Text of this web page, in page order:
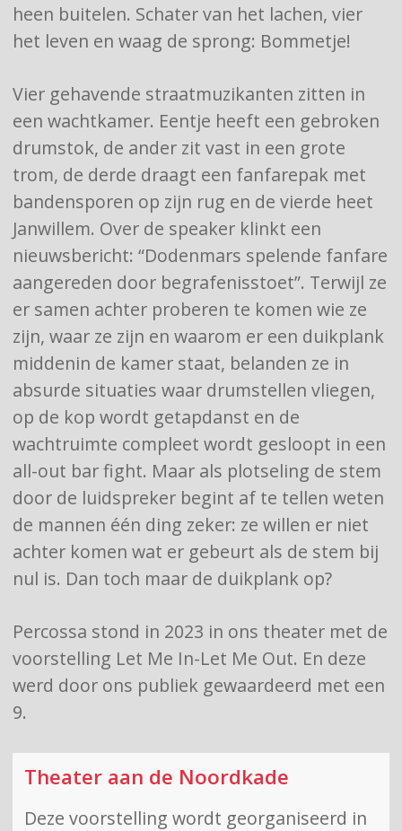
heen buitelen. Schater van het lachen, vier
het leven en waag de sprong: Bommetje!
Vier gehavende straatmuzikanten zitten in
een wachtkamer. Eentje heeft een gebroken
drumstok, de ander zit vast in een grote
trom, de derde draagt een fanfarepak met
bandensporen op zijn rug en de vierde heet
Janwillem. Over de speaker klinkt een
nieuwsbericht: “Dodenmars spelende fanfare
aangereden door begrafenisstoet”. Terwijl ze
er samen achter proberen te komen wie ze
zijn, waar ze zijn en waarom er een duikplank
middenin de kamer staat, belanden ze in
absurde situaties waar drumstellen vliegen,
op de kop wordt getapdanst en de
wachtruimte compleet wordt gesloopt in een
all-out bar fight. Maar als plotseling de stem
door de luidspreker begint af te tellen weten
de mannen één ding zeker: ze willen er niet
achter komen wat er gebeurt als de stem bij
nul is. Dan toch maar de duikplank op?
Percossa stond in 2023 in ons theater met de
voorstelling Let Me In-Let Me Out. En deze
werd door ons publiek gewaardeerd met een
9.
Theater aan de Noordkade
Deze voorstelling wordt georganiseerd in